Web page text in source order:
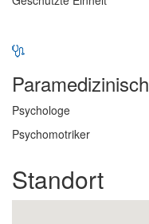
Paramedizinisch
Psychologe
Psychomotriker
Standort